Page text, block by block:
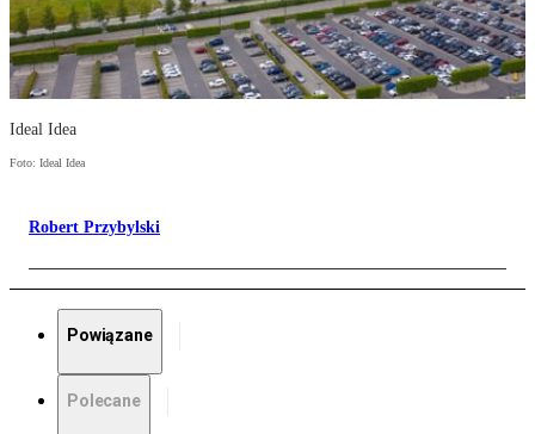
Ideal Idea
Foto: Ideal Idea
Robert Przybylski
Powiązane
Polecane